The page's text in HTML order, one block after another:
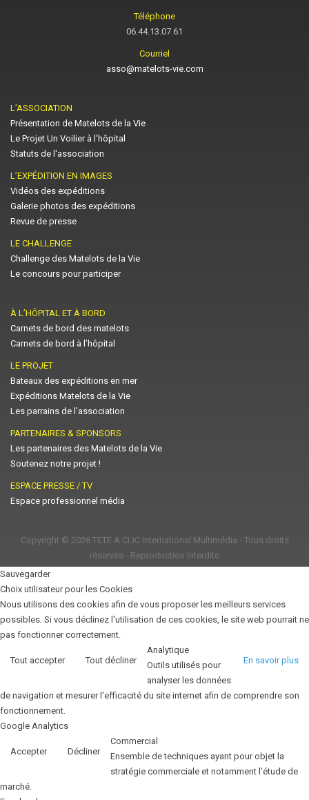
Téléphone
06.44.13.07.61
Courriel
asso@matelots-vie.com
L’ASSOCIATION
Présentation de Matelots de la Vie
Le Projet Un Voilier à l'hôpital
Statuts de l'association
L’EXPÉDITION EN IMAGES
Vidéos des expéditions
Galerie photos des expéditions
Revue de presse
LE CHALLENGE
Challenge des Matelots de la Vie
Le concours pour participer
À L’HÔPITAL ET À BORD
Carnets de bord des matelots
Carnets de bord à l’hôpital
LE PROJET
Bateaux des expéditions en mer
Expéditions Matelots de la Vie
Les parrains de l'association
PARTENAIRES & SPONSORS
Les partenaires des Matelots de la Vie
Soutenez notre projet !
ESPACE PRESSE / TV
Espace professionnel média
Copyright © 2026 TETE A CLIC International Multimédia - Tous droits
réservés - Reproduction Interdite
Sauvegarder
Choix utilisateur pour les Cookies
Nous utilisons des cookies afin de vous proposer les meilleurs services
possibles. Si vous déclinez l'utilisation de ces cookies, le site web pourrait ne
pas fonctionner correctement.
Tout accepter Tout décliner En savoir plus
Analytique
Outils utilisés pour
analyser les données
de navigation et mesurer l'efficacité du site internet afin de comprendre son
fonctionnement.
Google Analytics
Accepter Décliner
Commercial
Ensemble de techniques ayant pour objet la
stratégie commerciale et notamment l'étude de
marché.